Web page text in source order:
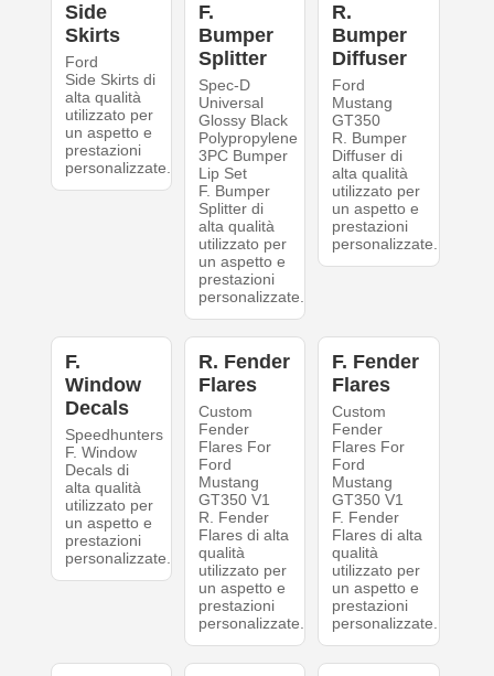
Side
Skirts
Ford
Side Skirts di
alta qualità
utilizzato per
un aspetto e
prestazioni
personalizzate.
F.
Bumper
Splitter
Spec-D
Universal
Glossy Black
Polypropylene
3PC Bumper
Lip Set
F. Bumper
Splitter di
alta qualità
utilizzato per
un aspetto e
prestazioni
personalizzate.
R.
Bumper
Diffuser
Ford
Mustang
GT350
R. Bumper
Diffuser di
alta qualità
utilizzato per
un aspetto e
prestazioni
personalizzate.
F.
Window
Decals
Speedhunters
F. Window
Decals di
alta qualità
utilizzato per
un aspetto e
prestazioni
personalizzate.
R. Fender
Flares
Custom
Fender
Flares For
Ford
Mustang
GT350 V1
R. Fender
Flares di alta
qualità
utilizzato per
un aspetto e
prestazioni
personalizzate.
F. Fender
Flares
Custom
Fender
Flares For
Ford
Mustang
GT350 V1
F. Fender
Flares di alta
qualità
utilizzato per
un aspetto e
prestazioni
personalizzate.